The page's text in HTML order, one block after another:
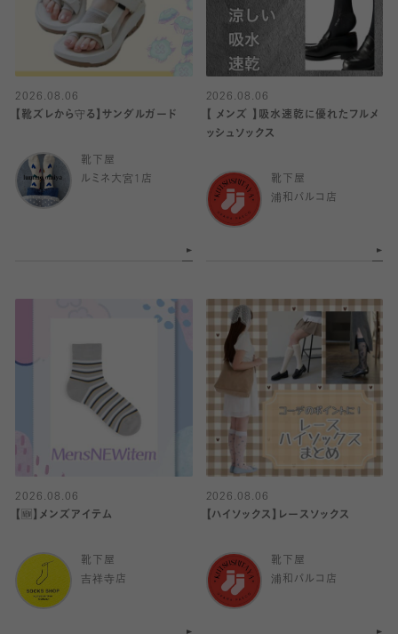
2026.08.06
【靴ズレから守る】サンダルガード
靴下屋
ルミネ大宮1店
2026.08.06
【 メンズ 】吸水速乾に優れたフルメ
ッシュソックス
靴下屋
浦和パルコ店
2026.08.06
【🆕】メンズアイテム
靴下屋
吉祥寺店
2026.08.06
【ハイソックス】レースソックス
靴下屋
浦和パルコ店